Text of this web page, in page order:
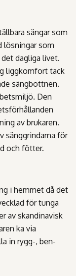
sängar som
lösningar som
dagliga livet.
liggkomfort tack
sängbottnen.
Den
av brukaren.
sänggrindarna för
och fötter.
i hemmet då det
för tunga
av skandinavisk
ka via
in rygg-, ben-